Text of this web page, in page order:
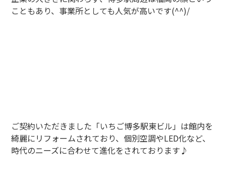
こともあり、事業所としても人気が高いです(^^)/
ご契約いただきました「いちご博多駅東ビル」は館内を
綺麗にリフォームされており、個別空調やLED化など、
時代のニーズに合わせて進化をされております♪